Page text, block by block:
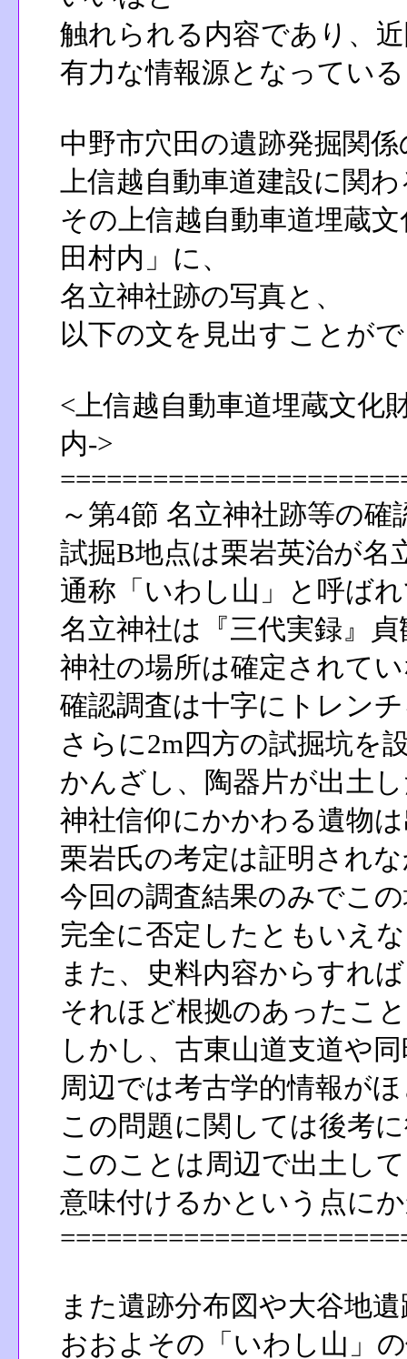
触れられる内容であり、
有力な情報源となってい
中野市穴田の遺跡発掘関
上信越自動車道建設に関
その上信越自動車道埋蔵
田村内」に、
名立神社跡の写真と、
以下の文を見出すことが
<上信越自動車道埋蔵文化
内->
～第4節 名立神社跡等の確
試掘B地点は栗岩英治が名
通称「いわし山」と呼ば
名立神社は『三代実録』
神社の場所は確定されて
確認調査は十字にトレン
さらに2m四方の試掘坑を
かんざし、陶器片が出土
神社信仰にかかわる遺物
栗岩氏の考定は証明され
今回の調査結果のみでこ
完全に否定したともいえ
また、史料内容からすれ
それほど根拠のあったこ
しかし、古東山道支道や
周辺では考古学的情報が
この問題に関しては後考
このことは周辺で出土し
意味付けるかという点に
また遺跡分布図や大谷地
おおよその「いわし山」